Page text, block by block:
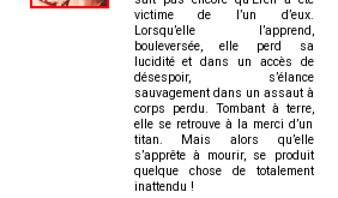
victime de l’un d’eux.
Lorsqu’elle l’apprend,
bouleversée, elle perd sa
lucidité et dans un accès de
désespoir, s’élance
sauvagement dans un assaut à
corps perdu. Tombant à terre,
elle se retrouve à la merci d’un
titan. Mais alors qu’elle
s’apprête à mourir, se produit
quelque chose de totalement
inattendu !